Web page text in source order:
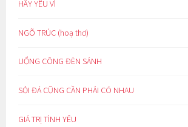
HÃY YÊU VÌ
NGÕ TRÚC (hoạ thơ)
UỔNG CÔNG ĐÈN SÁNH
SỎI ĐÁ CŨNG CẦN PHẢI CÓ NHAU
GIÁ TRỊ TÌNH YÊU